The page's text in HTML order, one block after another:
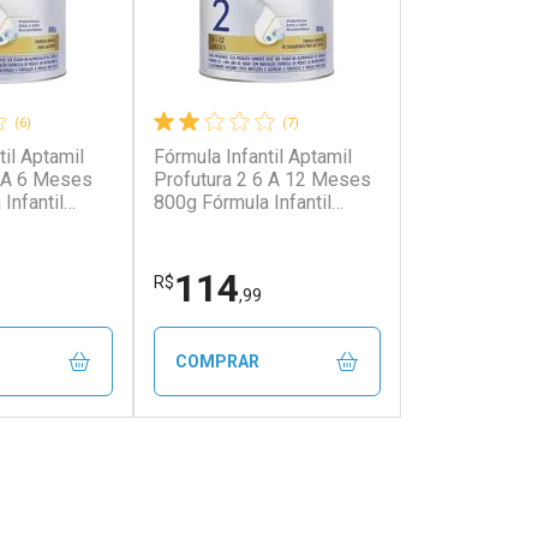
(6)
Aptamil
6 Meses
Infantil
(7)
Fórmula Infantil Aptamil
Profutura 2 6 A 12 Meses
800g Fórmula Infantil
R$114,99
COMPRAR